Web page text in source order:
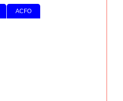
ACFO